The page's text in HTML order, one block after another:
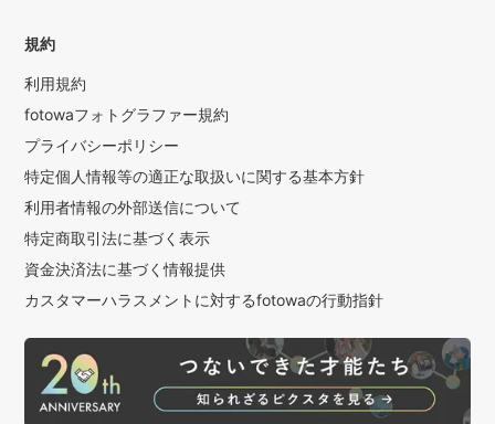
規約
利用規約
fotowaフォトグラファー規約
プライバシーポリシー
特定個人情報等の適正な取扱いに関する基本方針
利用者情報の外部送信について
特定商取引法に基づく表示
資金決済法に基づく情報提供
カスタマーハラスメントに対するfotowaの行動指針